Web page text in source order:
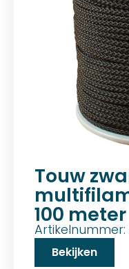
Touw
100 meter
Artikelnummer:
Bekijken